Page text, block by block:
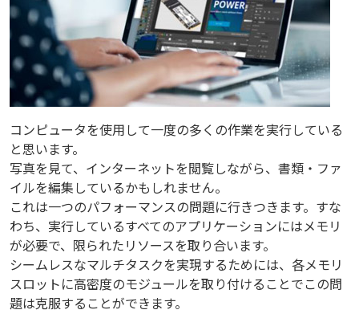
コンピュータを使用して一度の多くの作業を実行している
と思います。
写真を見て、インターネットを閲覧しながら、書類・ファ
イルを編集しているかもしれません。
これは一つのパフォーマンスの問題に行きつきます。すな
わち、実行しているすべてのアプリケーションにはメモリ
が必要で、限られたリソースを取り合います。
シームレスなマルチタスクを実現するためには、各メモリ
スロットに高密度のモジュールを取り付けることでこの問
題は克服することができます。